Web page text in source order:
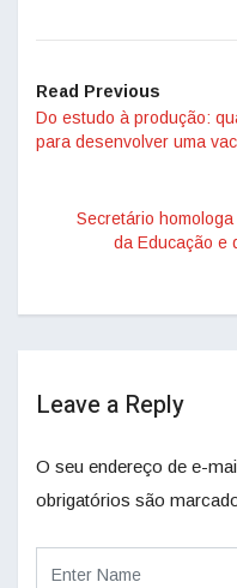
Read Previous
Do estudo à produção:
para desenvolver uma
Secretário
da Educação e
Leave a Reply
O seu endereço de e-
obrigatórios são